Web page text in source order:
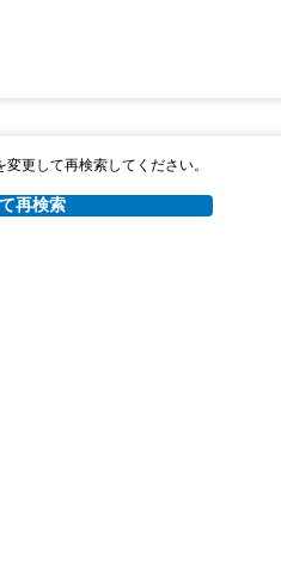
更して再検索してください。
再検索